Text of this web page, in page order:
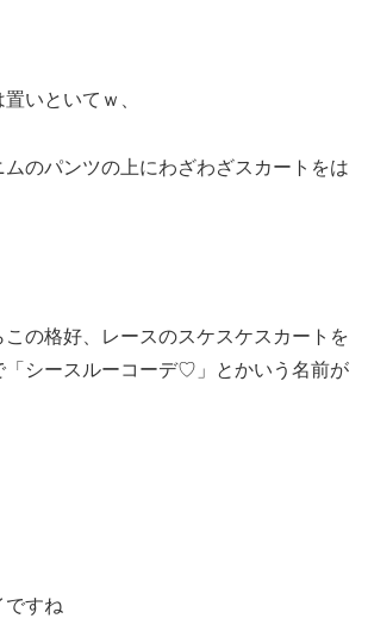
いといてｗ、
ムのパンツの上にわざわざスカートをは
の格好、レースのスケスケスカートを
「シースルーコーデ♡」とかいう名前が
ですね